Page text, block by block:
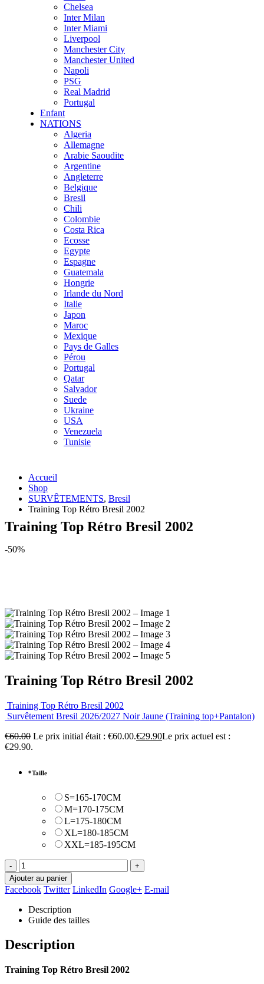
Chelsea
Inter Milan
Inter Miami
Liverpool
Manchester City
Manchester United
Napoli
PSG
Real Madrid
Portugal
Enfant
NATIONS
Algeria
Allemagne
Arabie Saoudite
Argentine
Angleterre
Belgique
Bresil
Chili
Colombie
Costa Rica
Ecosse
Egypte
Espagne
Guatemala
Hongrie
Irlande du Nord
Italie
Japon
Maroc
Mexique
Pays de Galles
Pérou
Portugal
Qatar
Salvador
Suede
Ukraine
USA
Venezuela
Tunisie
Accueil
Shop
SURVÊTEMENTS, Bresil
Training Top Rétro Bresil 2002
Training Top Rétro Bresil 2002
-50%
Training Top Rétro Bresil 2002
Training Top Rétro Bresil 2002
Survêtement Bresil 2026/2027 Noir Jaune (Training top+Pantalon)
€60.00 Le prix initial était : €60.00.€29.90Le prix actuel est :
€29.90.
*Taille
S=165-170CM
M=170-175CM
L=175-180CM
XL=180-185CM
XXL=185-195CM
-
+
Ajouter au panier
Facebook Twitter LinkedIn Google+ E-mail
Description
Guide des tailles
Description
Training Top Rétro Bresil 2002